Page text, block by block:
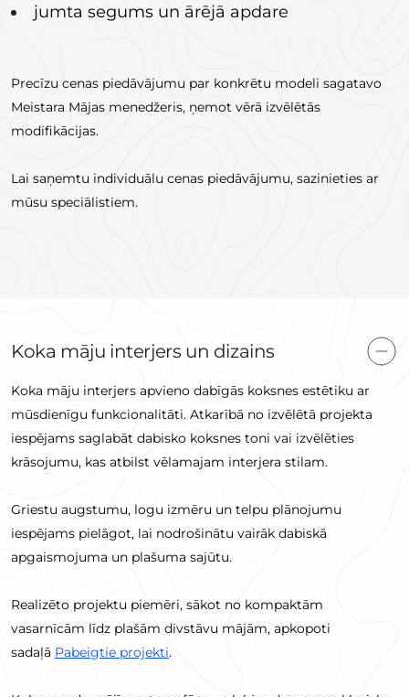
jumta segums un ārējā apdare
Precīzu cenas piedāvājumu par konkrētu modeli sagatavo
Meistara Mājas menedžeris, ņemot vērā izvēlētās
modifikācijas.
Lai saņemtu individuālu cenas piedāvājumu, sazinieties ar
mūsu speciālistiem.
Koka māju interjers un dizains
Koka māju interjers apvieno dabīgās koksnes estētiku ar
mūsdienīgu funkcionalitāti. Atkarībā no izvēlētā projekta
iespējams saglabāt dabisko koksnes toni vai izvēlēties
krāsojumu, kas atbilst vēlamajam interjera stilam.
Griestu augstumu, logu izmēru un telpu plānojumu
iespējams pielāgot, lai nodrošinātu vairāk dabiskā
apgaismojuma un plašuma sajūtu.
Realizēto projektu piemēri, sākot no kompaktām
vasarnīcām līdz plašām divstāvu mājām, apkopoti
sadaļā Pabeigtie projekti.